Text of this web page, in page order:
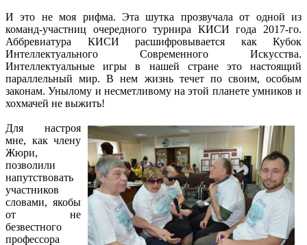
И это не моя рифма. Эта шутка прозвучала от одной из
команд-участниц очередного турнира КИСИ года 2017-го.
Аббревиатура КИСИ расшифровывается как Кубок
Интеллектуального Современного Искусства.
Интеллектуальные игры в нашей стране это настоящий
параллельный мир. В нем жизнь течет по своим, особым
законам. Унылому и несметливому на этой планете умников и
хохмачей не выжить!
Для настроя
мне, как члену
Жюри,
позволили
напутствовать
участников
словами, якобы
от не
безвестного
профессора